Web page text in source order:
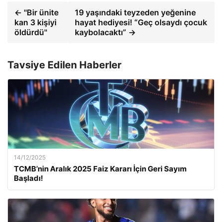
← ''Bir ünite
kan 3 kişiyi
öldürdü''
19 yaşındaki teyzeden yeğenine
hayat hediyesi! “Geç olsaydı çocuk
kaybolacaktı” →
Tavsiye Edilen Haberler
14/12/2025
TCMB’nin Aralık 2025 Faiz Kararı İçin Geri Sayım
Başladı!